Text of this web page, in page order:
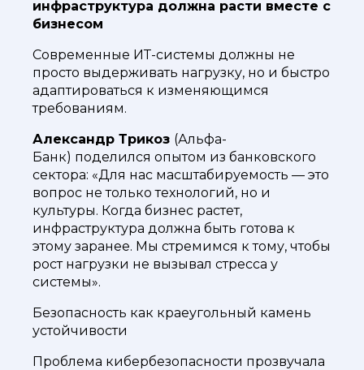
инфраструктура должна расти вместе с
бизнесом
Современные ИТ-системы должны не
просто выдерживать нагрузку, но и быстро
адаптироваться к изменяющимся
требованиям.
Александр Трикоз (Альфа-
Банк) поделился опытом из банковского
сектора: «Для нас масштабируемость — это
вопрос не только технологий, но и
культуры. Когда бизнес растет,
инфраструктура должна быть готова к
этому заранее. Мы стремимся к тому, чтобы
рост нагрузки не вызывал стресса у
системы».
Безопасность как краеугольный камень
устойчивости
Проблема кибербезопасности прозвучала